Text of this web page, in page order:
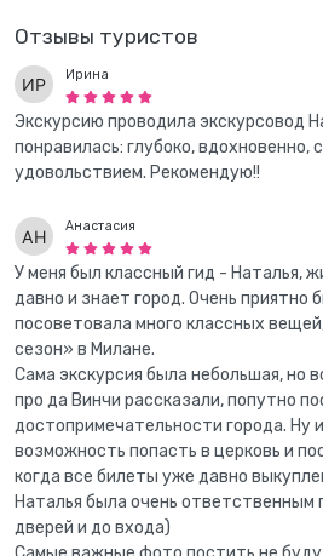
Отзывы туристов
Ирина
Экскурсию проводила экскурсовод
понравилась: глубоко, вдохновенно,
удовольствием. Рекомендую!!
Анастасия
У меня был классный гид - Наталья,
давно и знает город. Очень приятно
посоветовала много классных
сезон» в Милане.
Сама экскурсия была небольшая,
про да Винчи рассказали, попутно
достопримечательности города. Ну
возможность попасть в церковь и
когда все билеты уже давно
Наталья была очень ответственным
дверей и до входа)